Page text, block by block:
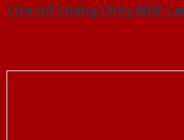
Cửa Gỗ Chống Cháy MDF